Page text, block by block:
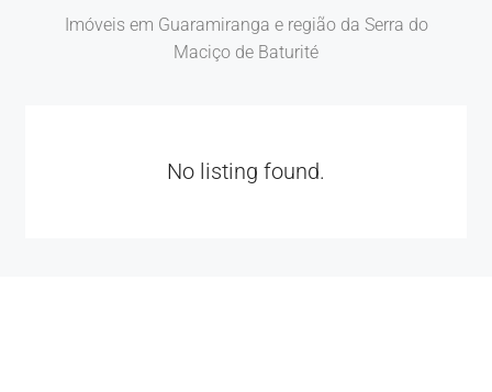
Imóveis em Guaramiranga e região da Serra do
Maciço de Baturité
No listing found.